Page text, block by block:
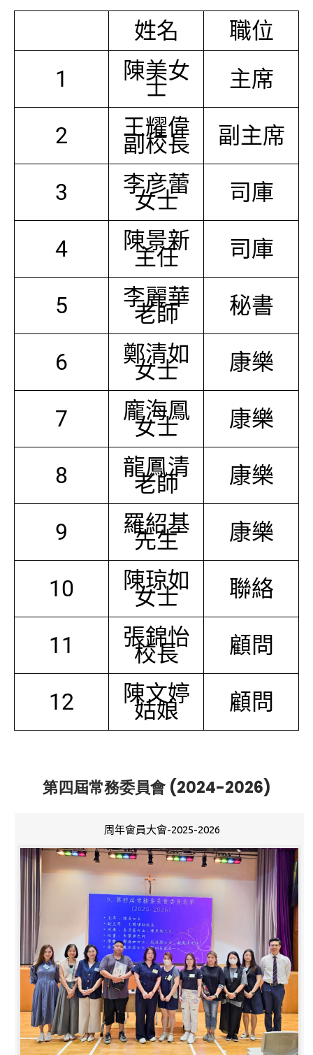
姓名
職位
1
陳美女
士 主席
2 王耀偉
副校長 副主席
3 李彦蕾
女士 司庫
4 陳景新
主任 司庫
5 李麗華
老師 秘書
6 鄭清如
女士 康樂
7 龐海鳳
女士 康樂
8 龍鳳清
老師 康樂
9 羅紹基
先生 康樂
10 陳琼如
女士 聯絡
11 張錦怡
校長 顧問
12 陳文婷
姑娘 顧問
第四屆常務委員會 (2024-2026)
周年會員大會-2025-2026